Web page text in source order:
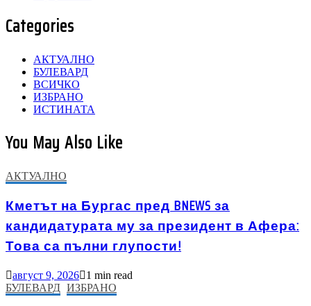
Categories
АКТУАЛНО
БУЛЕВАРД
ВСИЧКО
ИЗБРАНО
ИСТИНАТА
You May Also Like
АКТУАЛНО
Кметът на Бургас пред BNEWS за
кандидатурата му за президент в Афера:
Това са пълни глупости!
август 9, 2026
1 min read
БУЛЕВАРД ИЗБРАНО